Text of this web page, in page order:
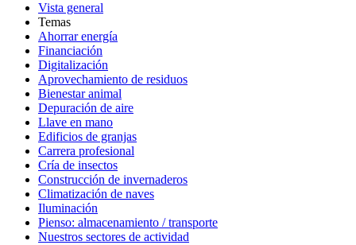
Vista general
Temas
Ahorrar energía
Financiación
Digitalización
Aprovechamiento de residuos
Bienestar animal
Depuración de aire
Llave en mano
Edificios de granjas
Carrera profesional
Cría de insectos
Construcción de invernaderos
Climatización de naves
Iluminación
Pienso: almacenamiento / transporte
Nuestros sectores de actividad